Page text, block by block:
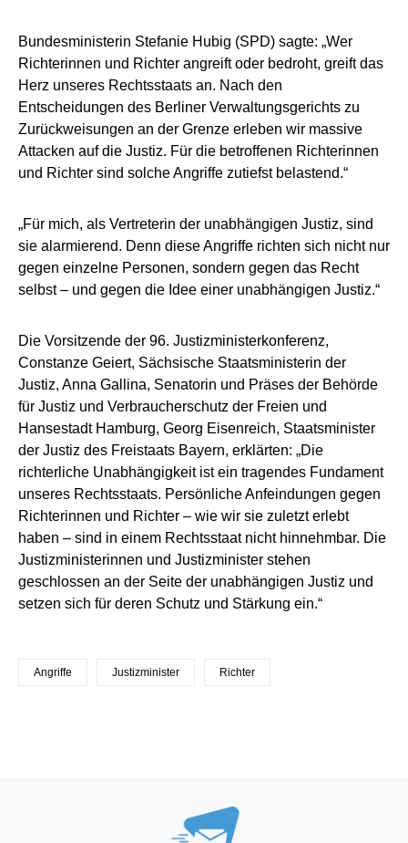
Bundesministerin Stefanie Hubig (SPD) sagte: „Wer
Richterinnen und Richter angreift oder bedroht, greift das
Herz unseres Rechtsstaats an. Nach den
Entscheidungen des Berliner Verwaltungsgerichts zu
Zurückweisungen an der Grenze erleben wir massive
Attacken auf die Justiz. Für die betroffenen Richterinnen
und Richter sind solche Angriffe zutiefst belastend.“
„Für mich, als Vertreterin der unabhängigen Justiz, sind
sie alarmierend. Denn diese Angriffe richten sich nicht nur
gegen einzelne Personen, sondern gegen das Recht
selbst – und gegen die Idee einer unabhängigen Justiz.“
Die Vorsitzende der 96. Justizministerkonferenz,
Constanze Geiert, Sächsische Staatsministerin der
Justiz, Anna Gallina, Senatorin und Präses der Behörde
für Justiz und Verbraucherschutz der Freien und
Hansestadt Hamburg, Georg Eisenreich, Staatsminister
der Justiz des Freistaats Bayern, erklärten: „Die
richterliche Unabhängigkeit ist ein tragendes Fundament
unseres Rechtsstaats. Persönliche Anfeindungen gegen
Richterinnen und Richter – wie wir sie zuletzt erlebt
haben – sind in einem Rechtsstaat nicht hinnehmbar. Die
Justizministerinnen und Justizminister stehen
geschlossen an der Seite der unabhängigen Justiz und
setzen sich für deren Schutz und Stärkung ein.“
Angriffe Justizminister Richter